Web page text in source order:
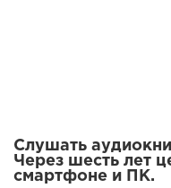
Слушать
Через шесть лет
смартфоне и ПК.